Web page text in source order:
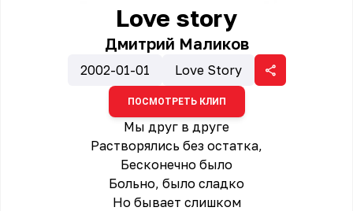
Love story
Дмитрий Маликов
2002-01-01 Love Story
ПОСМОТРЕТЬ КЛИП
Мы друг в друге
Растворялись без остатка,
Бесконечно было
Больно, было сладко
Но бывает слишком